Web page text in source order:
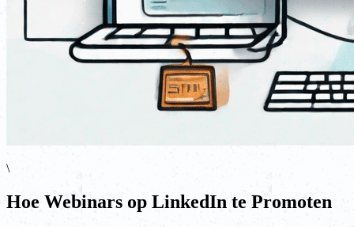
\
Hoe Webinars op LinkedIn te Promoten